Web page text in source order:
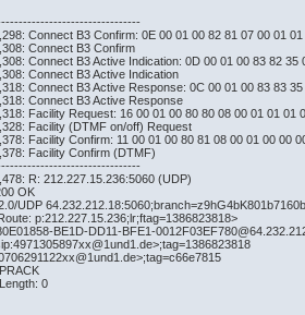
Connect B3 Confirm: 0E 00 01 00 82 81 07 00 01
Connect B3 Confirm
Connect B3 Active Indication: 0D 00 01 00 83 82 35
Connect B3 Active Indication
Connect B3 Active Response: 0C 00 01 00 83 83
Connect B3 Active Response
Facility Request: 16 00 01 00 80 80 08 00 01 01 01
Facility (DTMF on/off) Request
Facility Confirm: 11 00 01 00 80 81 08 00 01 00 00
Facility Confirm (DTMF)
R: 212.227.15.236:5060 (UDP)
OK
UDP
p:212.227.15.236;lr;ftag=1386823818>
BE1D-DD11-BFE1-
0